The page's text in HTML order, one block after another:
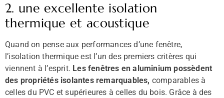
2. une excellente isolation
thermique et acoustique
Quand on pense aux performances d’une fenêtre,
l’isolation thermique est l’un des premiers critères qui
viennent à l’esprit. Les fenêtres en aluminium possèdent
des propriétés isolantes remarquables, comparables à
celles du PVC et supérieures à celles du bois. Grâce à des